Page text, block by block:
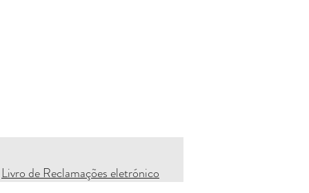
Livro de Reclamações eletrónico